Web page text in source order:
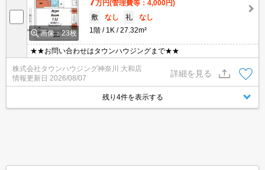
画像：23枚
万円(管理費等：4,000円)
敷
なし 礼
なし
1階
1K 27.32m²
★★お問い合わせはタウンハウジングまで★★
株式会社タウンハウジング神奈川 大和店
情報更新日 2026/08/07
詳細を見る
残り4件を表示する